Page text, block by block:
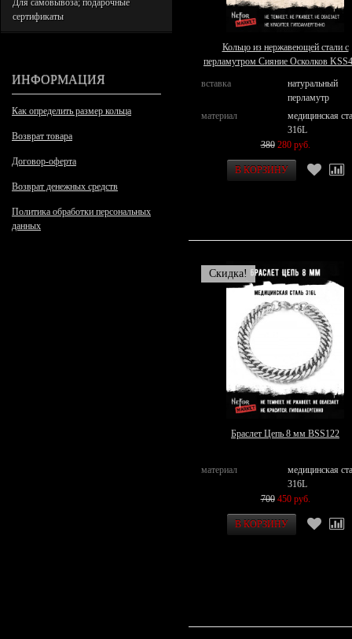
Для самовывоза; подарочные
сертификаты
ИНФОРМАЦИЯ
Как определить размер кольца
Возврат товара
Договор-оферта
Возврат денежных средств
Политика обработки персональных
данных
Кольцо из нержавеющей стали с
перламутром Сияние Осколков
вставка
натуральный
перламутр
материал
медицинская
316L
380 280 руб.
Скидка!
Браслет Цепь 8 мм BSS122
материал
медицинская
316L
700 450 руб.